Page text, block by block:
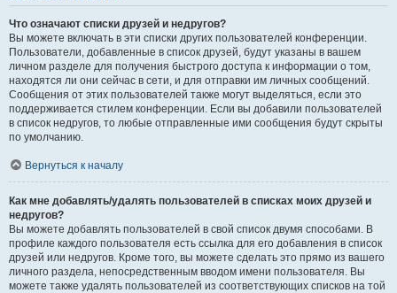
Что означают списки друзей и недругов?
Вы можете включать в эти списки других пользователей конференции.
Пользователи, добавленные в список друзей, будут указаны в вашем
личном разделе для получения быстрого доступа к информации о том,
находятся ли они сейчас в сети, и для отправки им личных сообщений.
Сообщения от этих пользователей также могут выделяться, если это
поддерживается стилем конференции. Если вы добавили пользователей
в список недругов, то любые отправленные ими сообщения будут скрыты
по умолчанию.
Вернуться к началу
Как мне добавлять/удалять пользователей в списках моих друзей и
недругов?
Вы можете добавлять пользователей в свой список двумя способами. В
профиле каждого пользователя есть ссылка для его добавления в список
друзей или недругов. Кроме того, вы можете сделать это прямо из вашего
личного раздела, непосредственным вводом имени пользователя. Вы
можете также удалять пользователей из соответствующих списков на той